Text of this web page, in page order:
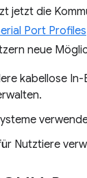
jetzt die
Port Profiles
neue
kabellose
Nutztiere